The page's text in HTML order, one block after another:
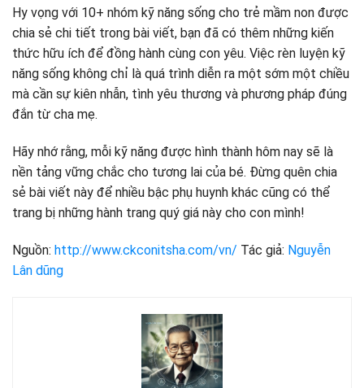
Hy vọng với 10+ nhóm kỹ năng sống cho trẻ mầm non được
chia sẻ chi tiết trong bài viết, bạn đã có thêm những kiến
thức hữu ích để đồng hành cùng con yêu. Việc rèn luyện kỹ
năng sống không chỉ là quá trình diễn ra một sớm một chiều
mà cần sự kiên nhẫn, tình yêu thương và phương pháp đúng
đắn từ cha mẹ.
Hãy nhớ rằng, mỗi kỹ năng được hình thành hôm nay sẽ là
nền tảng vững chắc cho tương lai của bé. Đừng quên chia
sẻ bài viết này để nhiều bậc phụ huynh khác cũng có thể
trang bị những hành trang quý giá này cho con mình!
Nguồn: http://www.ckconitsha.com/vn/ Tác giả: Nguyễn
Lân dũng